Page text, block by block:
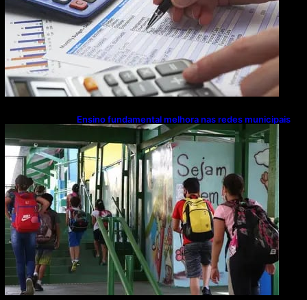
Ensino fundamental melhora nas redes municipais